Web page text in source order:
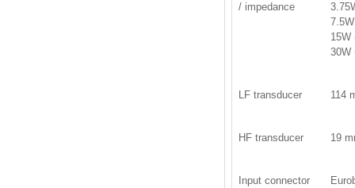
/ impedance
15W
30W
LF transducer 114
HF transducer 19
Input connector